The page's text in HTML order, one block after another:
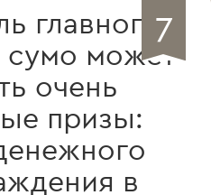
7
главного
сумо может
очень
призы:
в